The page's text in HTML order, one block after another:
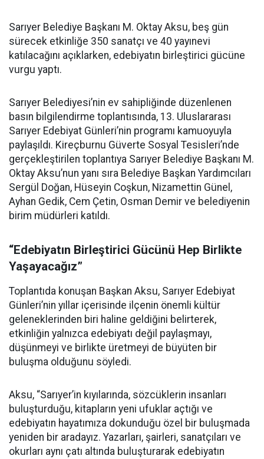
Sarıyer Belediye Başkanı M. Oktay Aksu, beş gün
sürecek etkinliğe 350 sanatçı ve 40 yayınevi
katılacağını açıklarken, edebiyatın birleştirici gücüne
vurgu yaptı.
Sarıyer Belediyesi’nin ev sahipliğinde düzenlenen
basın bilgilendirme toplantısında, 13. Uluslararası
Sarıyer Edebiyat Günleri’nin programı kamuoyuyla
paylaşıldı. Kireçburnu Güverte Sosyal Tesisleri’nde
gerçekleştirilen toplantıya Sarıyer Belediye Başkanı M.
Oktay Aksu’nun yanı sıra Belediye Başkan Yardımcıları
Sergül Doğan, Hüseyin Coşkun, Nizamettin Günel,
Ayhan Gedik, Cem Çetin, Osman Demir ve belediyenin
birim müdürleri katıldı.
“Edebiyatın Birleştirici Gücünü Hep Birlikte
Yaşayacağız”
Toplantıda konuşan Başkan Aksu, Sarıyer Edebiyat
Günleri’nin yıllar içerisinde ilçenin önemli kültür
geleneklerinden biri haline geldiğini belirterek,
etkinliğin yalnızca edebiyatı değil paylaşmayı,
düşünmeyi ve birlikte üretmeyi de büyüten bir
buluşma olduğunu söyledi.
Aksu, “Sarıyer’in kıyılarında, sözcüklerin insanları
buluşturduğu, kitapların yeni ufuklar açtığı ve
edebiyatın hayatımıza dokunduğu özel bir buluşmada
yeniden bir aradayız. Yazarları, şairleri, sanatçıları ve
okurları aynı çatı altında buluşturarak edebiyatın